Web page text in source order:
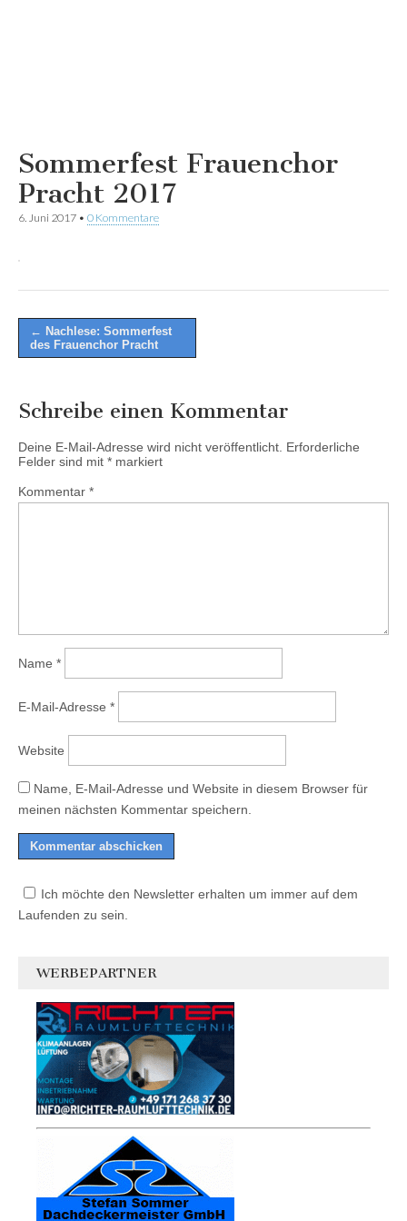
Sommerfest Frauenchor
Pracht 2017
6. Juni 2017 • 0 Kommentare
Post
navigation
← Nachlese: Sommerfest
des Frauenchor Pracht
Schreibe einen Kommentar
Deine E-Mail-Adresse wird nicht veröffentlicht. Erforderliche
Felder sind mit * markiert
Kommentar *
Name *
E-Mail-Adresse *
Website
Name, E-Mail-Adresse und Website in diesem Browser für
meinen nächsten Kommentar speichern.
Ich möchte den Newsletter erhalten um immer auf dem
Laufenden zu sein.
WERBEPARTNER